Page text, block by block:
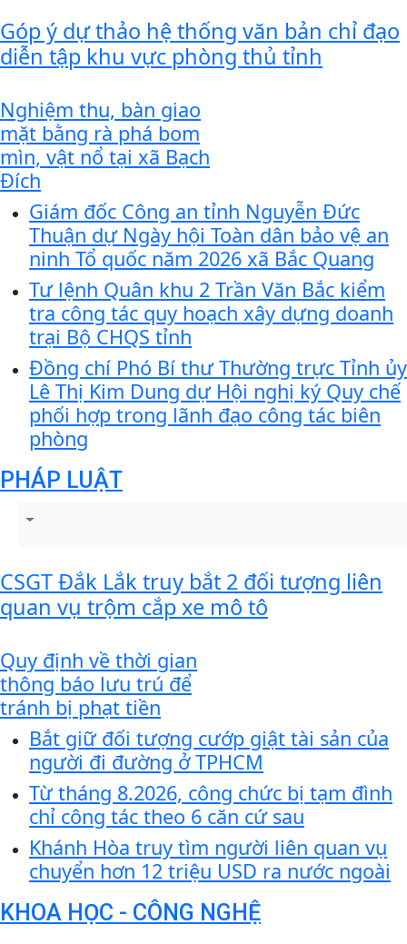
Góp ý dự thảo hệ thống văn bản chỉ đạo
diễn tập khu vực phòng thủ tỉnh
Nghiệm thu, bàn giao
mặt bằng rà phá bom
mìn, vật nổ tại xã Bạch
Đích
Giám đốc Công an tỉnh Nguyễn Đức
Thuận dự Ngày hội Toàn dân bảo vệ an
ninh Tổ quốc năm 2026 xã Bắc Quang
Tư lệnh Quân khu 2 Trần Văn Bắc kiểm
tra công tác quy hoạch xây dựng doanh
trại Bộ CHQS tỉnh
Đồng chí Phó Bí thư Thường trực Tỉnh ủy
Lê Thị Kim Dung dự Hội nghị ký Quy chế
phối hợp trong lãnh đạo công tác biên
phòng
PHÁP LUẬT
CSGT Đắk Lắk truy bắt 2 đối tượng liên
quan vụ trộm cắp xe mô tô
Quy định về thời gian
thông báo lưu trú để
tránh bị phạt tiền
Bắt giữ đối tượng cướp giật tài sản của
người đi đường ở TPHCM
Từ tháng 8.2026, công chức bị tạm đình
chỉ công tác theo 6 căn cứ sau
Khánh Hòa truy tìm người liên quan vụ
chuyển hơn 12 triệu USD ra nước ngoài
KHOA HỌC - CÔNG NGHỆ